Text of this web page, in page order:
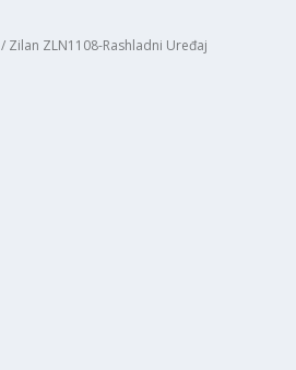
/ Zilan ZLN1108-Rashladni Uređaj